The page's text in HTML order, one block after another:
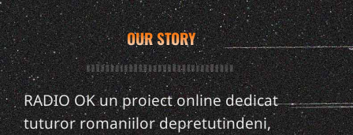
OUR STORY
RADIO OK un proiect online dedicat
tuturor romaniilor depretutindeni,